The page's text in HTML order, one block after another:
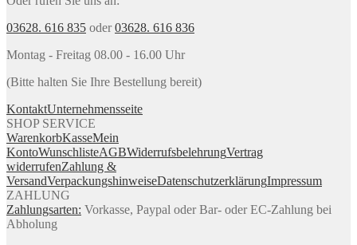
03628. 616 835 oder03628. 616 836
Montag - Freitag 08.00 - 16.00 Uhr
(Bitte halten Sie Ihre Bestellung bereit)
KontaktUnternehmensseite
SHOP SERVICE
WarenkorbKasseMein
KontoWunschlisteAGBWiderrufsbelehrungVertrag
widerrufenZahlung &
VersandVerpackungshinweiseDatenschutzerklärungImpressum
ZAHLUNG
Zahlungsarten: Vorkasse, Paypal oder Bar- oder EC-Zahlung bei
Abholung